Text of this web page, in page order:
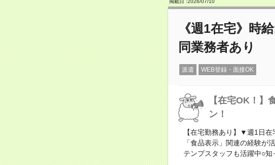
《週1在宅》時
同業務者あり
派遣 WEB登録・面接OK
【在宅OK！】
ン！
【在宅勤務あり】▼週1日
「食品表示」関連の経験が
テンプスタッフも活躍中○知